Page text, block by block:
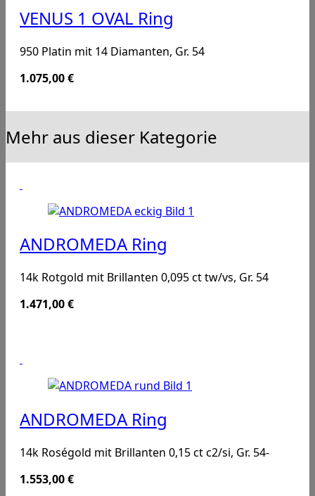
VENUS 1 OVAL Ring
950 Platin mit 14 Diamanten, Gr. 54
1.075,00€
Mehr aus dieser Kategorie
ANDROMEDA Ring
14k Rotgold mit Brillanten 0,095 ct tw/vs, Gr. 54
1.471,00€
ANDROMEDA Ring
14k Roségold mit Brillanten 0,15 ct c2/si, Gr. 54-
1.553,00€